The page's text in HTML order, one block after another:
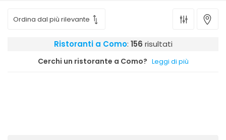
Ristoranti a Como: 156 risultati
Cerchi un ristorante a Como? Leggi di più